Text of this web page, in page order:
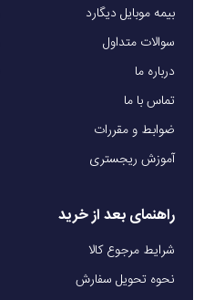
بیمه موبایل دیگارد
سوالات متداول
درباره ما
تماس با ما
ضوابط و مقررات
آموزش ریجستری
راهنمای بعد از خرید
شرایط مرجوع کالا
نحوه تحویل سفارش